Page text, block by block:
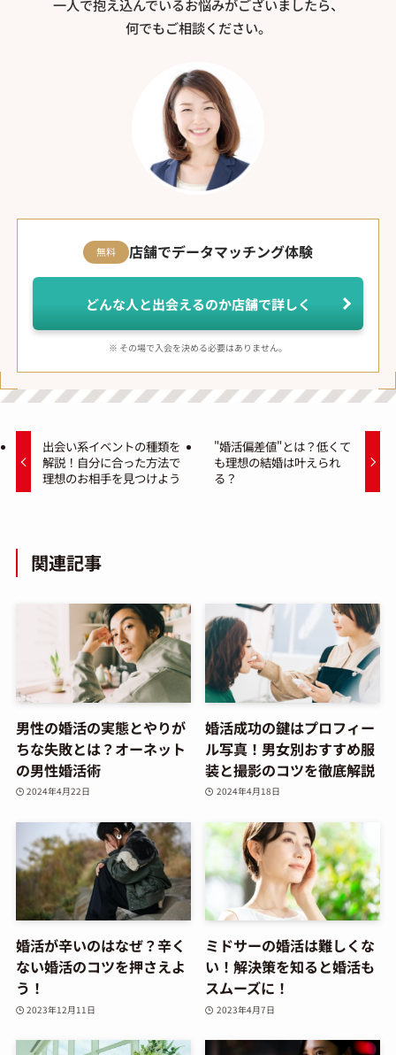
一人で抱え込んでいるお悩みがございましたら、
何でもご相談ください。
無料 店舗でデータマッチング体験
どんな人と出会えるのか店舗で詳しく
※ その場で入会を決める必要はありません。
出会い系イベントの種類を
解説！自分に合った方法で
理想のお相手を見つけよう
"婚活偏差値"とは？低くて
も理想の結婚は叶えられ
る？
関連記事
男性の婚活の実態とやりが
ちな失敗とは？オーネット
の男性婚活術
2024年4月22日
婚活成功の鍵はプロフィー
ル写真！男女別おすすめ服
装と撮影のコツを徹底解説
2024年4月18日
婚活が辛いのはなぜ？辛く
ない婚活のコツを押さえよ
う！
2023年12月11日
ミドサーの婚活は難しくな
い！解決策を知ると婚活も
スムーズに！
2023年4月7日